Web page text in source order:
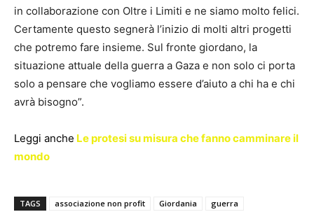
in collaborazione con Oltre i Limiti e ne siamo molto felici.
Certamente questo segnerà l’inizio di molti altri progetti
che potremo fare insieme. Sul fronte giordano, la
situazione attuale della guerra a Gaza e non solo ci porta
solo a pensare che vogliamo essere d’aiuto a chi ha e chi
avrà bisogno”.
Leggi anche Le protesi su misura che fanno camminare il
mondo
TAGS associazione non profit Giordania
guerra